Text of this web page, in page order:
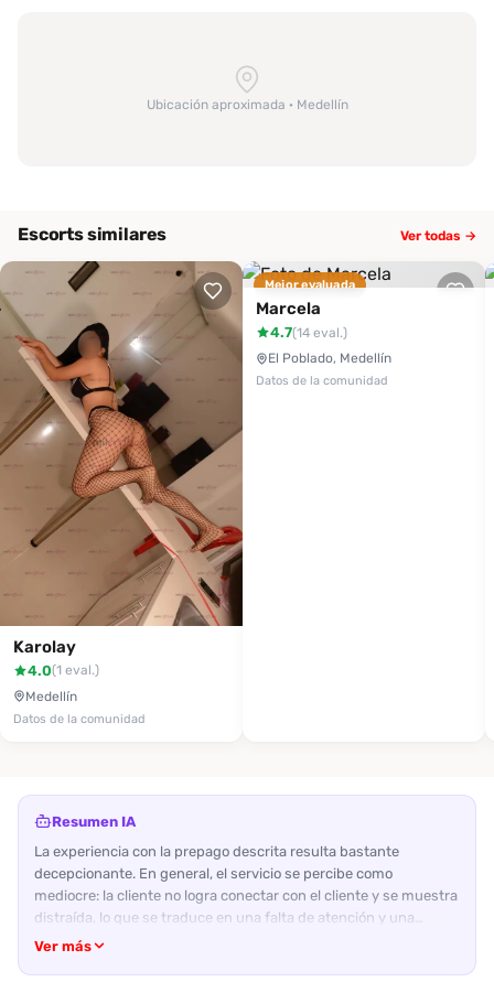
otros aún destacan su atractivo y disposición. Si buscas una
conexión diferente y estás dispuesto a correr el riesgo, Michel
puede ser la aventura que ansías. No dudes en contactarla a
Ubicación aproximada · Medellín
Escorts similares Ver todas →
Karolay
4.0(1 eval.)
Medellín
Datos de la comunidad
Mejor evaluada
Marcela
4.7(14 eval.)
El Poblado, Medellín
Datos de la comunidad
Resumen IA
La experiencia con la prepago descrita resulta bastante
decepcionante. En general, el servicio se percibe como
mediocre: la cliente no logra conectar con el cliente y se muestra
distraída, lo que se traduce en una falta de atención y una
sensación de desconexión durante todo el encuentro. Su
Ver más